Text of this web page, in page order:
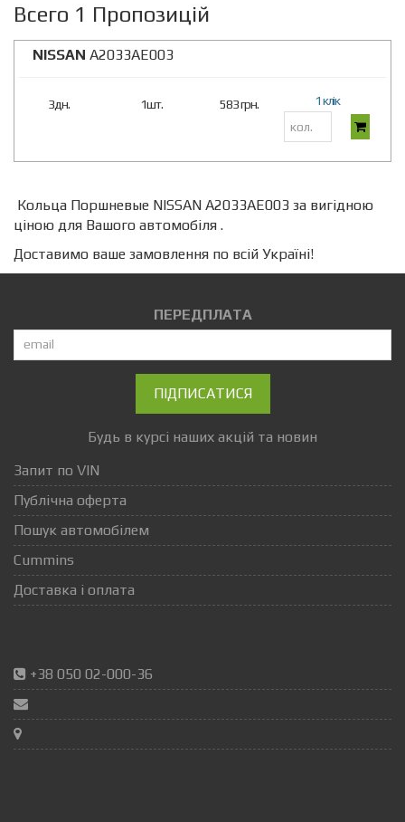
Всего 1 Пропозицій
NISSAN A2033AE003
3дн. 1шт. 583 грн. 1 клік
Кольца Поршневые NISSAN A2033AE003 за вигідною
ціною для Вашого автомобіля .
Доставимо ваше замовлення по всій Україні!
ПЕРЕДПЛАТА
ПІДПИСАТИСЯ
Будь в курсі наших акцій та новин
Запит по VIN
Публічна оферта
Пошук автомобілем
Cummins
Доставка і оплата
+38 050 02-000-36